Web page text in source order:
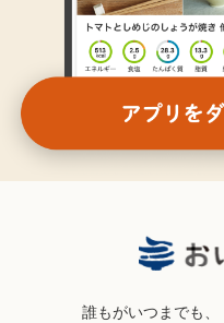
誰もがいつまでも、